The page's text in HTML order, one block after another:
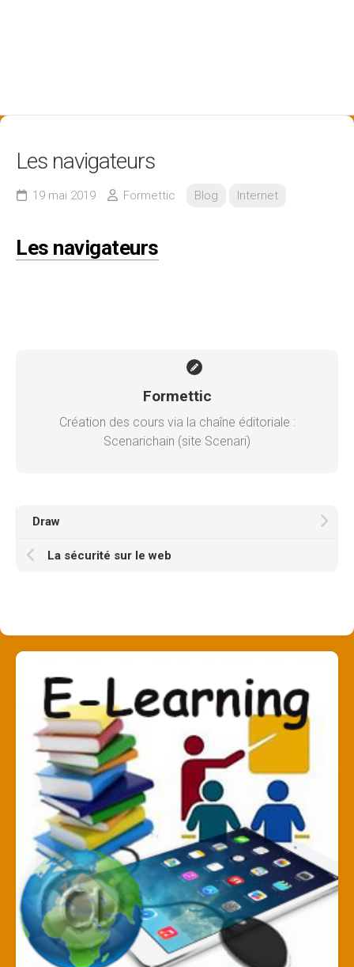
Les navigateurs
19 mai 2019 Formettic Blog Internet
Les navigateurs
Formettic
Création des cours via la chaîne éditoriale :
Scenarichain (site Scenari)
Draw
La sécurité sur le web